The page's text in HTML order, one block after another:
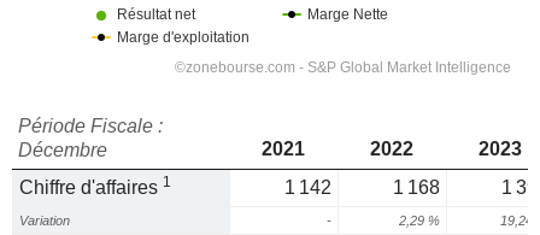
Période Fiscale :
Décembre
2021 2022
2023
Chiffre d'affaires 1 1 142 1 168 1
Variation - 2,29 % 19,24